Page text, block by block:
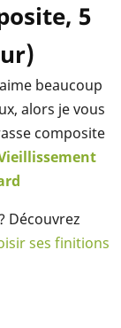
5
beaucoup
alors je vous
composite
Découvrez
ses finitions